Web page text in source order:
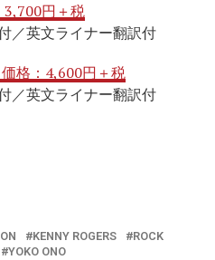
円＋税
／英文ライナー翻訳付
格：4,600円＋税
／英文ライナー翻訳付
KENNY ROGERS
ROCK
YOKO ONO